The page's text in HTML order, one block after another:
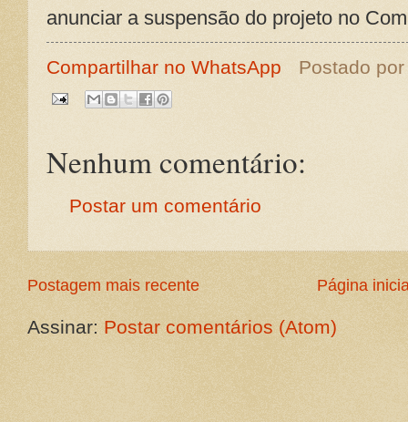
anunciar a suspensão do projeto no
Compartilhar no WhatsApp Postado
Nenhum comentário:
Postar um comentário
Postagem mais recente Página
Assinar: Postar comentários (Atom)